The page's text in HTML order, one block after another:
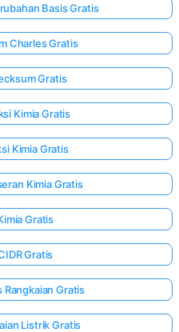
Basis Gratis
Charles Gratis
Gratis
Kimia Gratis
Kimia Gratis
Kimia Gratis
Gratis
Gratis
Rangkaian Gratis
Listrik Gratis